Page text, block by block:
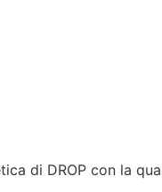
di DROP con la